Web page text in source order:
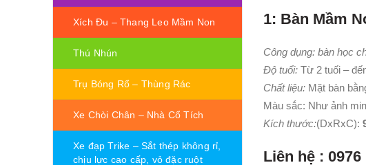
1: Bàn Mầm
Công dụng: bàn học
Độ tuổi:Từ 2 tuối –
Chất liệu:Mặt bàn
Màu sắc: Như ảnh
Kích thước:(DxRxC):
Liên hệ :
Xích Đu – Thang Leo Mầm Non
Thú Nhún
Trụ Bóng Rổ – Thùng Rác
Xe Chòi Chân – Nhà Cổ Tích
Xe đạp Trike – Sắt thép không rỉ,
chịu lực cao cấp, vỏ đặc ruột